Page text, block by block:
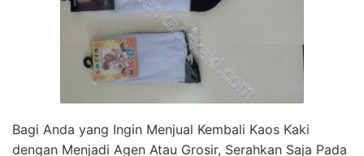
Bagi Anda yang Ingin Menjual Kembali Kaos Kaki
dengan Menjadi Agen Atau Grosir, Serahkan Saja Pada